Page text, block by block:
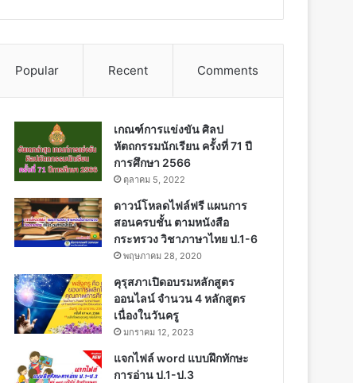
Popular Recent Comments
เกณฑ์การแข่งขัน ศิลป
หัตถกรรมนักเรียน ครั้งที่ 71 ปี
การศึกษา 2566
ตุลาคม 5, 2022
ดาวน์โหลดไฟล์ฟรี แผนการ
สอนครบชั้น ตามหนังสือ
กระทรวง วิชาภาษาไทย ป.1-6
พฤษภาคม 28, 2020
คุรุสภาเปิดอบรมหลักสูตร
ออนไลน์ จำนวน 4 หลักสูตร
เนื่องในวันครู
มกราคม 12, 2023
แจกไฟล์ word แบบฝึกทักษะ
การอ่าน ป.1-ป.3